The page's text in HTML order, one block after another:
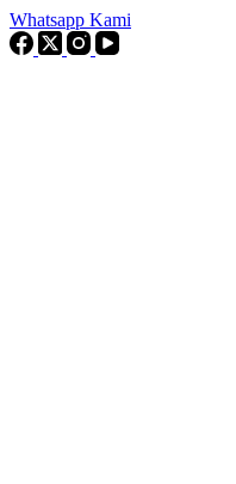
Whatsapp Kami